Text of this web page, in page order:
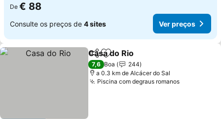
De € 88
Consulte os preços de 4 sites Ver preços
PartilharAdicionar aos favoritos
Casa do Rio
7,6 Boa
244
a 0.3 km de Alcácer do Sal
Piscina com degraus romanosVer preços